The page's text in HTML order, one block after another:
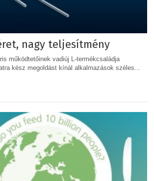
nagy teljesítmény
működtetőinek vadiúj L-termékcsaládja
kész megoldást kínál alkalmazások széles...